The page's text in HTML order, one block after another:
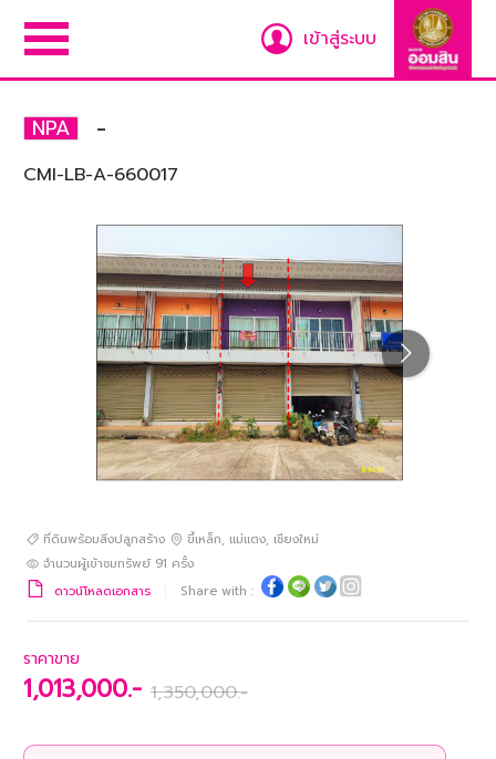
เข้าสู่ระบบ
NPA -
CMI-LB-A-660017
ที่ดินพร้อมสิ่งปลูกสร้าง ขี้เหล็ก, แม่แตง, เชียงใหม่
จำนวนผู้เข้าชมทรัพย์ 91 ครั้ง
ดาวน์โหลดเอกสาร
Share with :
ราคาขาย
1,013,000.- 1,350,000.-